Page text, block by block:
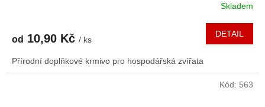
Skladem
od 10,90 Kč / ks
DETAIL
Přírodní doplňkové krmivo pro hospodářská zvířata
Kód: 563